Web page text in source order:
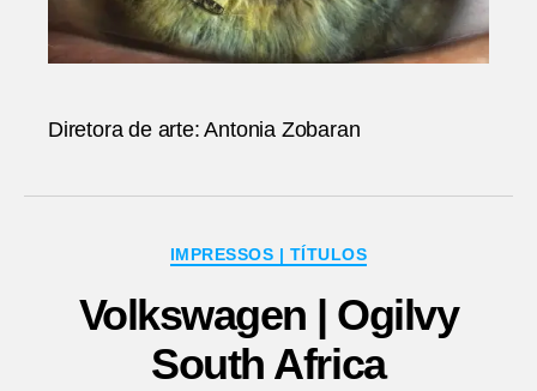
Diretora de arte: Antonia Zobaran
Categorias
IMPRESSOS | TÍTULOS
Volkswagen | Ogilvy
South Africa